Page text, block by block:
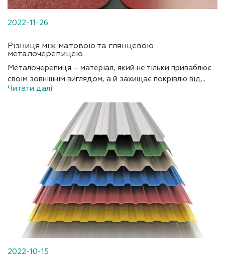
2022-11-26
Різниця між матовою та глянцевою
металочерепицею
Металочерепиця – матеріал, який не тільки приваблює
своїм зовнішнім виглядом, а й захищає покрівлю від...
Читати далі
2022-10-15